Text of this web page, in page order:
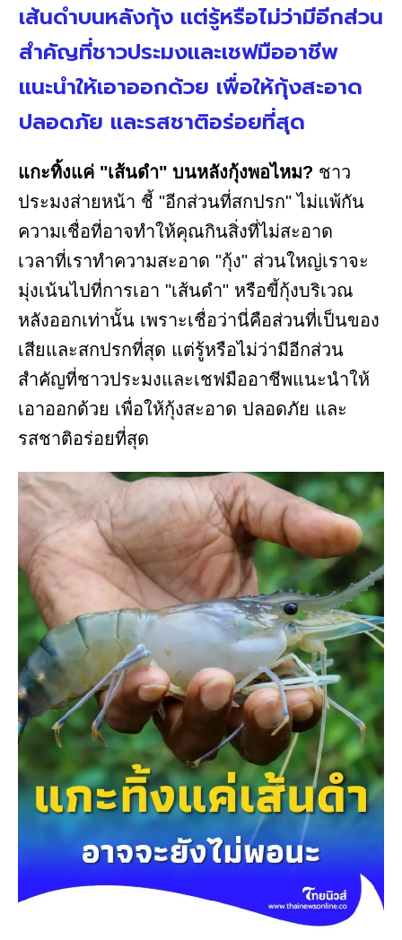
เส้นดำบนหลังกุ้ง แต่รู้หรือไม่ว่ามีอีกส่วน
สำคัญที่ชาวประมงและเชฟมืออาชีพ
แนะนำให้เอาออกด้วย เพื่อให้กุ้งสะอาด
ปลอดภัย และรสชาติอร่อยที่สุด
แกะทิ้งแค่ "เส้นดำ" บนหลังกุ้งพอไหม? ชาว
ประมงส่ายหน้า ชี้ "อีกส่วนที่สกปรก" ไม่แพ้กัน
ความเชื่อที่อาจทำให้คุณกินสิ่งที่ไม่สะอาด
เวลาที่เราทำความสะอาด "กุ้ง" ส่วนใหญ่เราจะ
มุ่งเน้นไปที่การเอา "เส้นดำ" หรือขี้กุ้งบริเวณ
หลังออกเท่านั้น เพราะเชื่อว่านี่คือส่วนที่เป็นของ
เสียและสกปรกที่สุด แต่รู้หรือไม่ว่ามีอีกส่วน
สำคัญที่ชาวประมงและเชฟมืออาชีพแนะนำให้
เอาออกด้วย เพื่อให้กุ้งสะอาด ปลอดภัย และ
รสชาติอร่อยที่สุด